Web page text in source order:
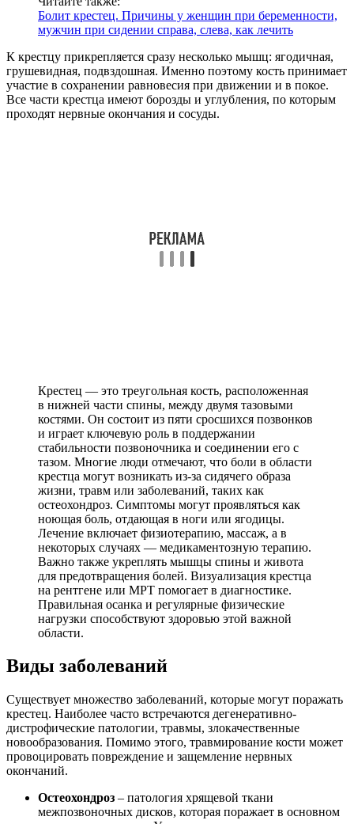
Болит крестец. Причины у женщин при беременности,
мужчин при сидении справа, слева, как лечить
К крестцу прикрепляется сразу несколько мышц: ягодичная,
грушевидная, подвздошная. Именно поэтому кость принимает
участие в сохранении равновесия при движении и в покое.
Все части крестца имеют борозды и углубления, по которым
проходят нервные окончания и сосуды.
Крестец — это треугольная кость, расположенная
в нижней части спины, между двумя тазовыми
костями. Он состоит из пяти сросшихся позвонков
и играет ключевую роль в поддержании
стабильности позвоночника и соединении его с
тазом. Многие люди отмечают, что боли в области
крестца могут возникать из-за сидячего образа
жизни, травм или заболеваний, таких как
остеохондроз. Симптомы могут проявляться как
ноющая боль, отдающая в ноги или ягодицы.
Лечение включает физиотерапию, массаж, а в
некоторых случаях — медикаментозную терапию.
Важно также укреплять мышцы спины и живота
для предотвращения болей. Визуализация крестца
на рентгене или МРТ помогает в диагностике.
Правильная осанка и регулярные физические
нагрузки способствуют здоровью этой важной
области.
Виды заболеваний
Существует множество заболеваний, которые могут поражать
крестец. Наиболее часто встречаются дегенеративно-
дистрофические патологии, травмы, злокачественные
новообразования. Помимо этого, травмирование кости может
провоцировать повреждение и защемление нервных
окончаний.
Остеохондроз – патология хрящевой ткани
межпозвоночных дисков, которая поражает в основном